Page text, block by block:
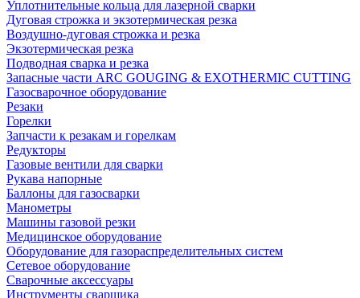
Уплотнительные кольца для лазерной сварки
Дуговая строжка и экзотермическая резка
Воздушно-дуговая строжка и резка
Экзотермическая резка
Подводная сварка и резка
Запасные части ARC GOUGING & EXOTHERMIC CUTTING
Газосварочное оборудование
Резаки
Горелки
Запчасти к резакам и горелкам
Редукторы
Газовые вентили для сварки
Рукава напорные
Баллоны для газосварки
Манометры
Машины газовой резки
Медицинское оборудование
Оборудование для газораспределительных систем
Сетевое оборудование
Сварочные аксессуары
Инструменты сварщика